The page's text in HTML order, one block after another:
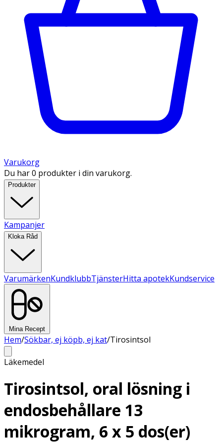
Varukorg
Du har 0 produkter i din varukorg.
Produkter
Kampanjer
Kloka Råd
VarumärkenKundklubbTjänsterHitta apotekKundservice
Mina Recept
Hem/Sökbar, ej köpb, ej kat/Tirosintsol
Läkemedel
Tirosintsol, oral lösning i
endosbehållare 13
mikrogram, 6 x 5 dos(er)